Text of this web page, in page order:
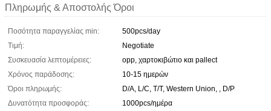
Πληρωμής & Αποστολής Όροι
Ποσότητα παραγγελίας min:
500pcs/day
Τιμή:
Negotiate
Συσκευασία λεπτομέρειες:
opp, χαρτοκιβώτιο και pallect
Χρόνος παράδοσης:
10-15 ημερών
Όροι πληρωμής:
D/A, L/C, T/T, Western Union, , D/P
Δυνατότητα προσφοράς:
1000pcs/ημέρα